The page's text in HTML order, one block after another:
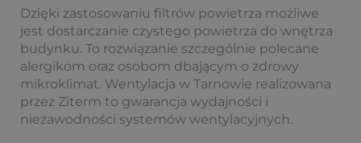
Dzięki zastosowaniu filtrów powietrza możliwe
jest dostarczanie czystego powietrza do wnętrza
budynku. To rozwiązanie szczególnie polecane
alergikom oraz osobom dbającym o zdrowy
mikroklimat. Wentylacja w Tarnowie realizowana
przez Ziterm to gwarancja wydajności i
niezawodności systemów wentylacyjnych.